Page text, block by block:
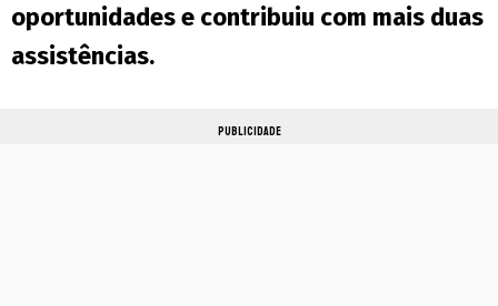
oportunidades e contribuiu com mais duas
assistências.
PUBLICIDADE